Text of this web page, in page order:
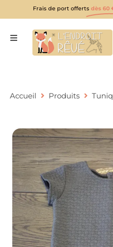
Frais de port offerts dès 60
Accueil Produits